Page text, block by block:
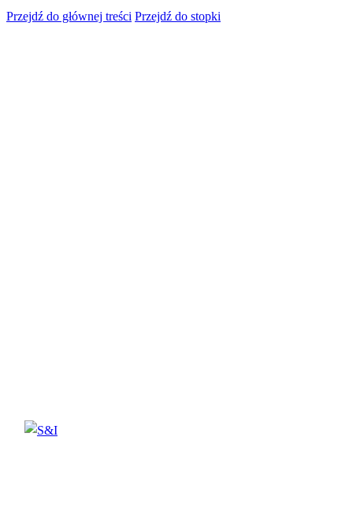
Przejdź do głównej treści Przejdź do stopki